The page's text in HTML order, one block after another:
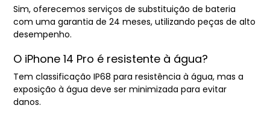
Sim, oferecemos serviços de substituição de bateria
com uma garantia de 24 meses, utilizando peças de alto
desempenho.
O iPhone 14 Pro é resistente à água?
Tem classificação IP68 para resistência à água, mas a
exposição à água deve ser minimizada para evitar
danos.